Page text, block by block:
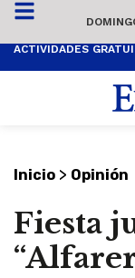
Inicio > Opinión
Fiesta